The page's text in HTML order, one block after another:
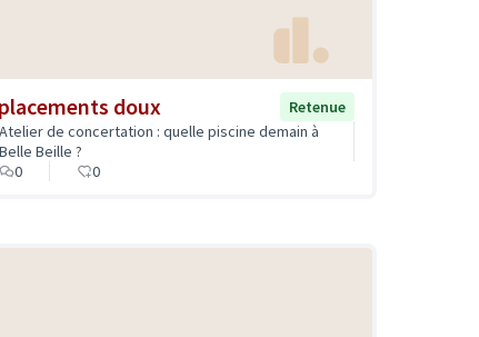
doux
Retenue
Atelier de concertation : quelle piscine demain à
Belle Beille ?
0
0